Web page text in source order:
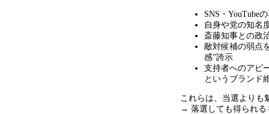
SNS・ YouTube
自身や党の知名
斎藤知事との政
敵対候補の弱点
感”誇示
支持者へのアピ
というブランド
これらは、当選よりも
→ 落選しても得られる